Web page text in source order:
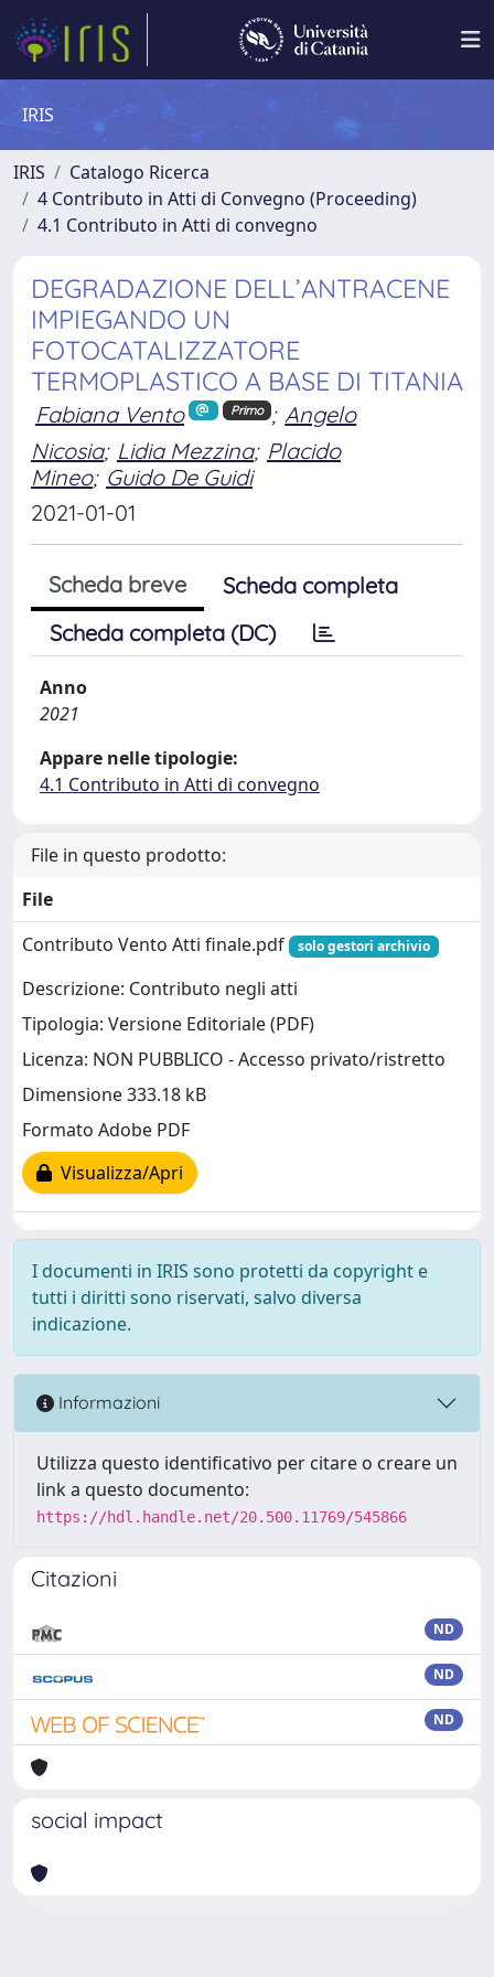
IRIS
IRIS
Catalogo Ricerca
4 Contributo in Atti di Convegno (Proceeding)
4.1 Contributo in Atti di convegno
DEGRADAZIONE DELL’ANTRACENE
IMPIEGANDO UN
FOTOCATALIZZATORE
TERMOPLASTICO A BASE DI TITANIA
Fabiana Vento Primo ; Angelo
Nicosia; Lidia Mezzina; Placido
Mineo; Guido De Guidi
2021-01-01
Scheda breve
Scheda completa
Scheda completa (DC)
Anno
2021
Appare nelle tipologie:
4.1 Contributo in Atti di convegno
File in questo prodotto:
File
Contributo Vento Atti finale.pdf
solo gestori archivio
Descrizione: Contributo negli atti
Tipologia: Versione Editoriale (PDF)
Licenza: NON PUBBLICO - Accesso privato/ristretto
Dimensione 333.18 kB
Formato Adobe PDF
Visualizza/Apri
I documenti in IRIS sono protetti da copyright e
tutti i diritti sono riservati, salvo diversa
indicazione.
Informazioni
Utilizza questo identificativo per citare o creare un
link a questo documento:
https://hdl.handle.net/20.500.11769/545866
Citazioni
ND
ND
ND
social impact